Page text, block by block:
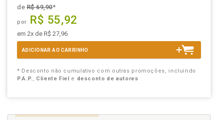
deR$ 69,90*
por R$ 55,92
em 2x de R$ 27,96
ADICIONAR AO CARRINHO
* Desconto não cumulativo com outras promoções, incluindo
P.A.P., Cliente Fiel e desconto de autores